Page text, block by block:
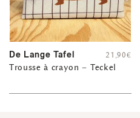
De Lange Tafel
Trousse à crayon – Teckel
21,90€